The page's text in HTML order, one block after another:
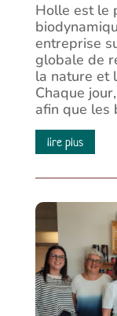
Holle est le
entreprise
globale de
la nature et
Chaque
afin que les
lire plus